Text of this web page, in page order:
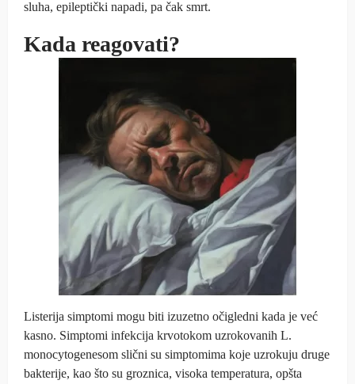
sluha, epileptički napadi, pa čak smrt.
Kada reagovati?
Listerija simptomi mogu biti izuzetno očigledni kada je već
kasno. Simptomi infekcija krvotokom uzrokovanih L.
monocytogenesom slični su simptomima koje uzrokuju druge
bakterije, kao što su groznica, visoka temperatura, opšta